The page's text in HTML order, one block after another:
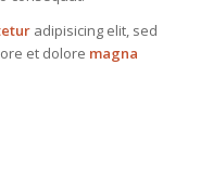
adipisicing elit, sed
et dolore magna